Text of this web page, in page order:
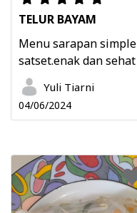
TELUR BAYAM
Menu sarapan simple
satset.enak dan sehat
Yuli Tiarni
04/06/2024